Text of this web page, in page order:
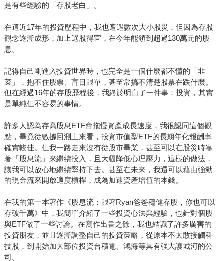
是有些經驗的「存股老白」。
在這近17年的投資歷程中，我也遭遇數次大小股災，但因為存股
觀念逐漸成形，加上選股得宜，在今年能領到超過130萬元的股
息。
記得自己剛進入投資世界時，也完全是一個什麼都不懂的「韭
菜」，抱不住股票、盲目跟單，甚至常搞不清楚股票在跌什麼。
但在經過16年的存股歷程後，我終於明白了一件事：投資，其實
是單純但不容易的事情。
許多人認為存高股息ETF會拖慢資產成長速度，我很認同這個觀
點，畢竟從數據回測上來看，投資市值型ETF的長期年化報酬率
確實較佳。但我一路走來沒有從股市畢業，甚至可以在股災時靠
著「股息流」來繼續投入，且大幅降低心理壓力，這樣的做法，
讓我可以放心地繼續堅持下去。甚至在未來，我還可以藉由強勁
的現金流來開啟適度槓桿，成為加速資產增值的本錢。
在我的第一本著作《股息流：跟著Ryan爸爸穩健存股，你也可以
存破千萬》中，我簡單介紹了一些投資心法與經驗，也針對個股
與ETF做了一些討論。在寫作出書之餘，我也結識了許多厲害的
投資朋友，並且逐漸調整自己的投資策略，從原本不太敢接觸科
技股，到開始加大部位投資台積電、鴻海等具有強大護城河的公
司。